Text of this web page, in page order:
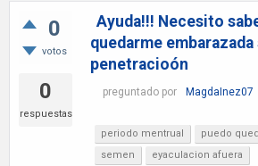
0
votos
0
respuestas
Ayuda!!! Necesito
quedarme embarazada
penetracioón
preguntado por MagdaInez07
periodo mentrual
puedo
semen
eyaculacion afuera